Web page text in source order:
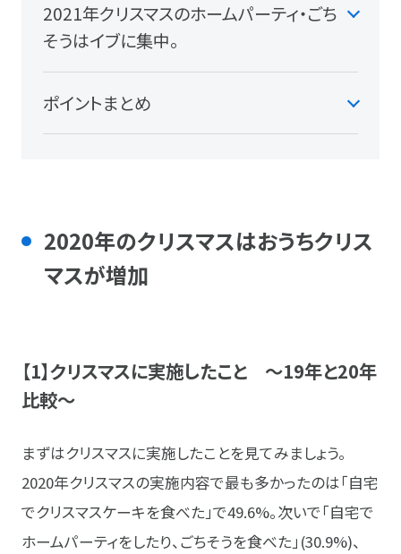
2021年クリスマスのホームパーティ・ごち
そうはイブに集中。
ポイントまとめ
2020年のクリスマスはおうちクリス
マスが増加
【1】クリスマスに実施したこと ～19年と20年
比較～
まずはクリスマスに実施したことを見てみましょう。
2020年クリスマスの実施内容で最も多かったのは「自宅
でクリスマスケーキを食べた」で49.6%。次いで「自宅で
ホームパーティをしたり、ごちそうを食べた」(30.9%)、